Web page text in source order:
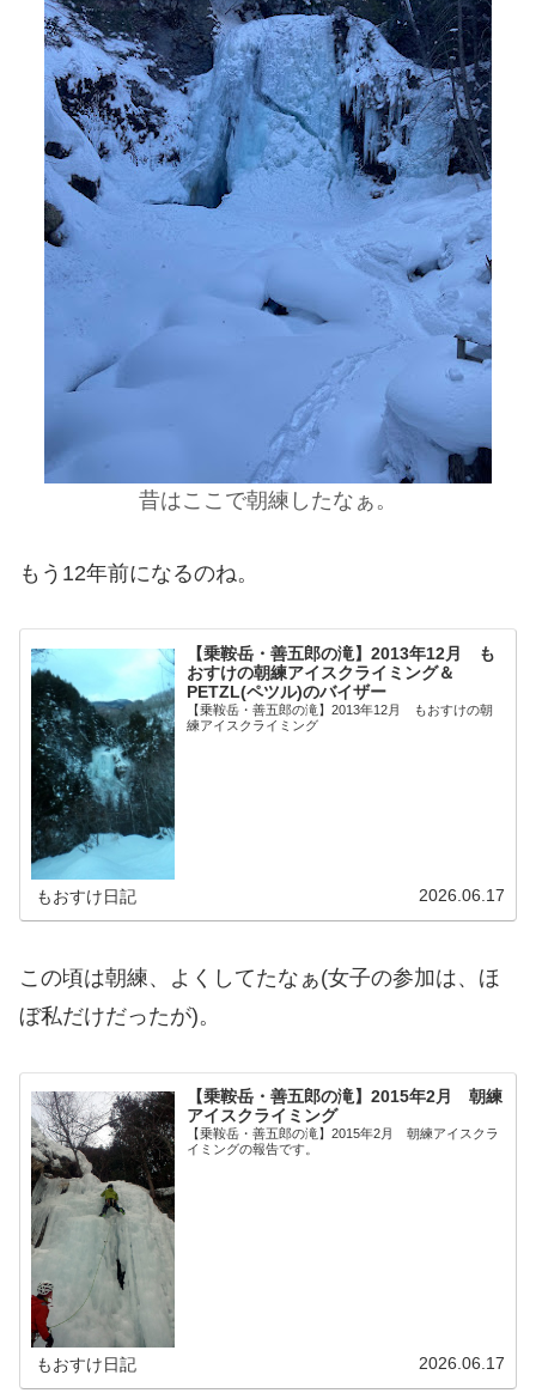
昔はここで朝練したなぁ。
もう12年前になるのね。
【乗鞍岳・善五郎の滝】2013年12月 も
おすけの朝練アイスクライミング＆
PETZL(ペツル)のバイザー
【乗鞍岳・善五郎の滝】2013年12月 もおすけの朝
練アイスクライミング
もおすけ日記 2026.06.17
この頃は朝練、よくしてたなぁ(女子の参加は、ほ
ぼ私だけだったが)。
【乗鞍岳・善五郎の滝】2015年2月 朝練
アイスクライミング
【乗鞍岳・善五郎の滝】2015年2月 朝練アイスクラ
イミングの報告です。
もおすけ日記 2026.06.17